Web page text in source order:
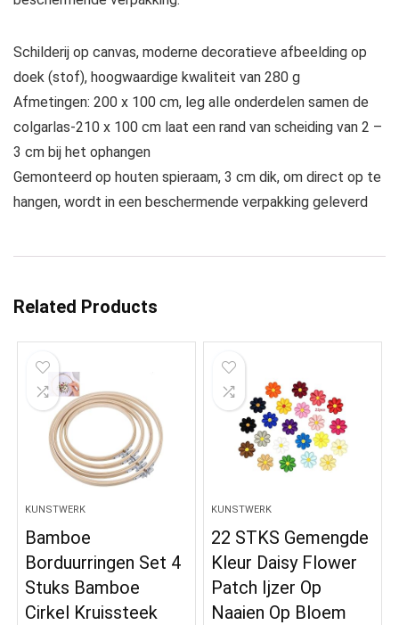
Schilderij op canvas, moderne decoratieve afbeelding op
doek (stof), hoogwaardige kwaliteit van 280 g
Afmetingen: 200 x 100 cm, leg alle onderdelen samen de
colgarlas-210 x 100 cm laat een rand van scheiding van 2 –
3 cm bij het ophangen
Gemonteerd op houten spieraam, 3 cm dik, om direct op te
hangen, wordt in een beschermende verpakking geleverd
Related Products
KUNSTWERK
Bamboe
Borduurringen Set 4
Stuks Bamboe
Cirkel Kruissteek
KUNSTWERK
22 STKS Gemengde
Kleur Daisy Flower
Patch Ijzer Op
Naaien Op Bloem